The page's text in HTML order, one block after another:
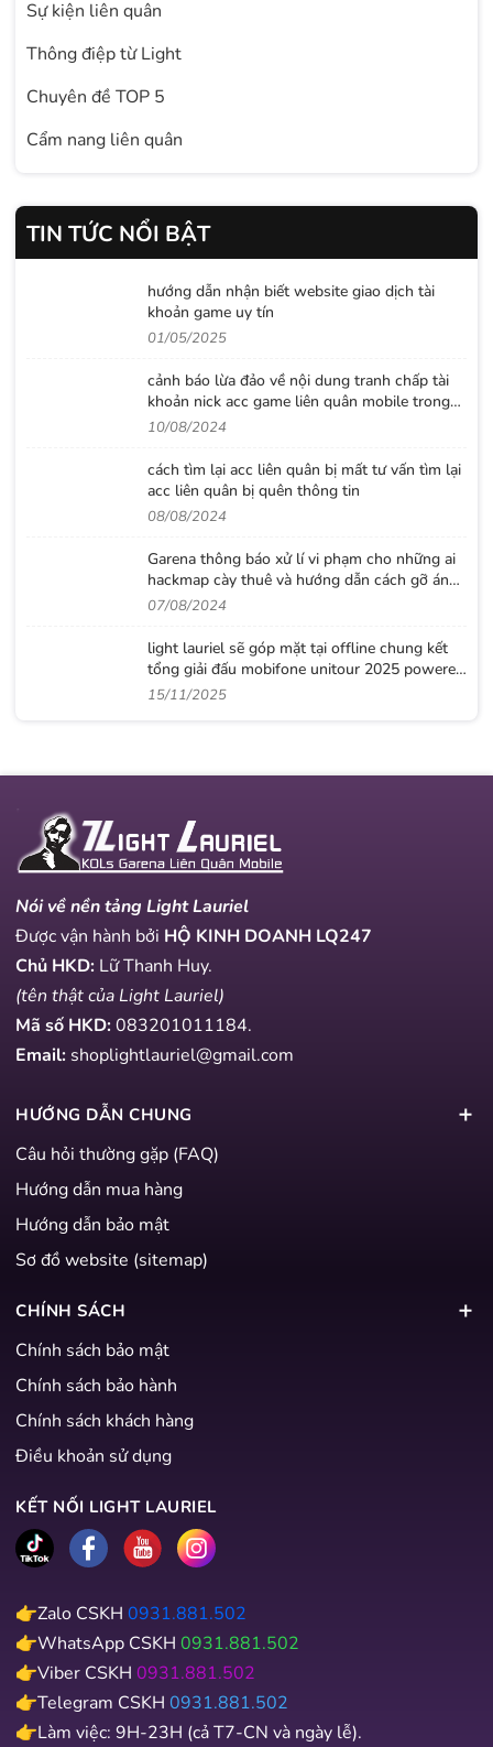
Sự kiện liên quân
Thông điệp từ Light
Chuyên đề TOP 5
Cẩm nang liên quân
TIN TỨC NỔI BẬT
hướng dẫn nhận biết website giao dịch tài
khoản game uy tín
01/05/2025
cảnh báo lừa đảo về nội dung tranh chấp tài
khoản nick acc game liên quân mobile trong
24h
10/08/2024
cách tìm lại acc liên quân bị mất tư vấn tìm lại
acc liên quân bị quên thông tin
08/08/2024
Garena thông báo xử lí vi phạm cho những ai
hackmap cày thuê và hướng dẫn cách gỡ án
phạt đúng quy định
07/08/2024
light lauriel sẽ góp mặt tại offline chung kết
tổng giải đấu mobifone unitour 2025 powered
by on live tv
15/11/2025
Nói về nền tảng Light Lauriel
Được vận hành bởi HỘ KINH DOANH LQ247
Chủ HKD: Lữ Thanh Huy.
(tên thật của Light Lauriel)
Mã số HKD:083201011184.
Email: shoplightlauriel@gmail.com
HƯỚNG DẪN CHUNG
Câu hỏi thường gặp (FAQ)
Hướng dẫn mua hàng
Hướng dẫn bảo mật
Sơ đồ website (sitemap)
CHÍNH SÁCH
Chính sách bảo mật
Chính sách bảo hành
Chính sách khách hàng
Điều khoản sử dụng
KẾT NỐI LIGHT LAURIEL
👉Zalo CSKH 0931.881.502
👉WhatsApp CSKH 0931.881.502
👉Viber CSKH 0931.881.502
👉Telegram CSKH 0931.881.502
👉Làm việc: 9H-23H (cả T7-CN và ngày lễ).